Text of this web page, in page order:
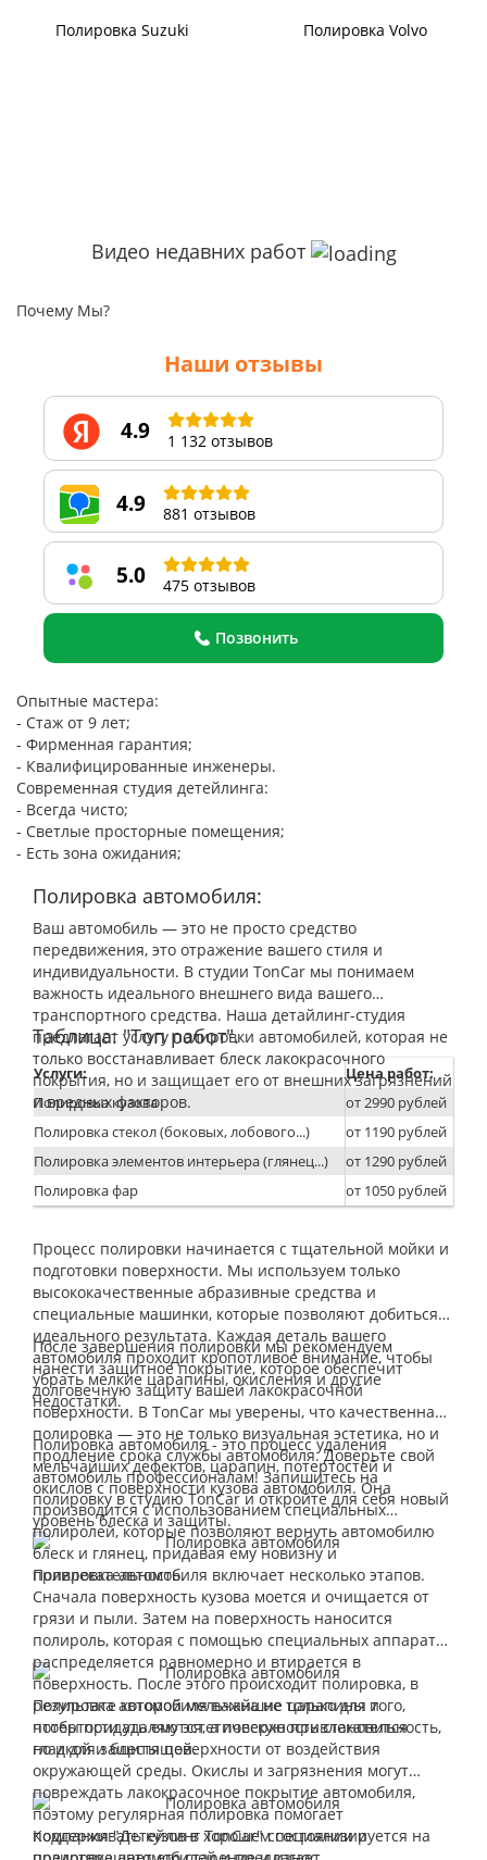
Полировка Suzuki Полировка Volvo
Видео недавних работ
Почему Мы?
Наши отзывы
4.9 1 132 отзывов
4.9 881 отзывов
5.0 475 отзывов
Позвонить
Опытные мастера:
- Стаж от 9 лет;
- Фирменная гарантия;
- Квалифицированные инженеры.
Современная студия детейлинга:
- Всегда чисто;
- Светлые просторные помещения;
- Есть зона ожидания;
Полировка автомобиля:
Ваш автомобиль — это не просто средство
передвижения, это отражение вашего стиля и
индивидуальности. В студии TonCar мы понимаем
важность идеального внешнего вида вашего
транспортного средства. Наша детайлинг-студия
предлагает услугу полировки автомобилей, которая не
только восстанавливает блеск лакокрасочного
покрытия, но и защищает его от внешних загрязнений
и вредных факторов.
Таблица: "Топ работ".
Услуги:
Цена работ:
Полировка кузова
от 2990 рублей
Полировка стекол (боковых, лобового...)
от 1190 рублей
Полировка элементов интерьера (глянец...)
от 1290 рублей
Полировка фар
от 1050 рублей
Процесс полировки начинается с тщательной мойки и
подготовки поверхности. Мы используем только
высококачественные абразивные средства и
специальные машинки, которые позволяют добиться
идеального результата. Каждая деталь вашего
автомобиля проходит кропотливое внимание, чтобы
убрать мелкие царапины, окисления и другие
недостатки.
После завершения полировки мы рекомендуем
нанести защитное покрытие, которое обеспечит
долговечную защиту вашей лакокрасочной
поверхности. В TonCar мы уверены, что качественная
полировка — это не только визуальная эстетика, но и
продление срока службы автомобиля. Доверьте свой
автомобиль профессионалам! Запишитесь на
полировку в студию TonCar и откройте для себя новый
уровень блеска и защиты.
Полировка автомобиля - это процесс удаления
мельчайших дефектов, царапин, потертостей и
окислов с поверхности кузова автомобиля. Она
производится с использованием специальных
полиролей, которые позволяют вернуть автомобилю
блеск и глянец, придавая ему новизну и
привлекательность.
Полировка автомобиля включает несколько этапов.
Сначала поверхность кузова моется и очищается от
грязи и пыли. Затем на поверхность наносится
полироль, которая с помощью специальных аппаратов
распределяется равномерно и втирается в
поверхность. После этого происходит полировка, в
результате которой мельчайшие царапины и
потертости удаляются, а поверхность становится
гладкой и блестящей.
Полировка автомобиля важна не только для того,
чтобы придать ему эстетическую привлекательность,
но и для защиты поверхности от воздействия
окружающей среды. Окислы и загрязнения могут
повреждать лакокрасочное покрытие автомобиля,
поэтому регулярная полировка помогает
поддерживать кузов в хорошем состоянии и
Компания "Детейлинг TonCar" специализируется на